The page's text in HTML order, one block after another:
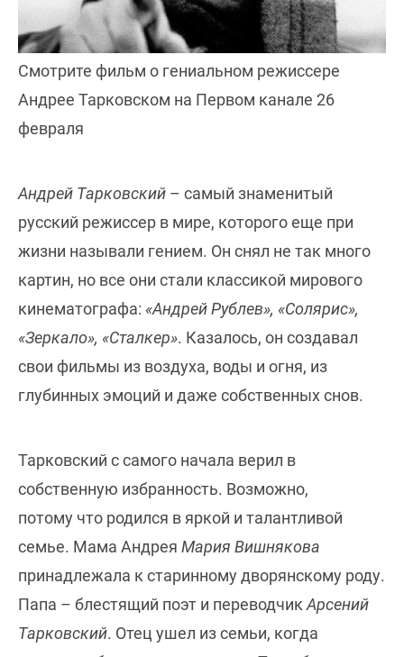
Смотрите фильм о гениальном режиссере
Андрее Тарковском на Первом канале 26
февраля
Андрей Тарковский – самый знаменитый
русский режиссер в мире, которого еще при
жизни называли гением. Он снял не так много
картин, но все они стали классикой мирового
кинематографа: «Андрей Рублев», «Солярис»,
«Зеркало», «Сталкер». Казалось, он создавал
свои фильмы из воздуха, воды и огня, из
глубинных эмоций и даже собственных снов.
Тарковский с самого начала верил в
собственную избранность. Возможно,
потому что родился в яркой и талантливой
семье. Мама Андрея Мария Вишнякова
принадлежала к старинному дворянскому роду.
Папа – блестящий поэт и переводчик Арсений
Тарковский. Отец ушел из семьи, когда